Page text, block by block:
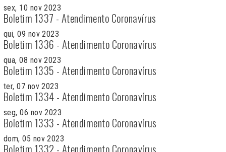
sex, 10 nov 2023
Boletim 1337 - Atendimento Coronavírus
qui, 09 nov 2023
Boletim 1336 - Atendimento Coronavírus
qua, 08 nov 2023
Boletim 1335 - Atendimento Coronavírus
ter, 07 nov 2023
Boletim 1334 - Atendimento Coronavírus
seg, 06 nov 2023
Boletim 1333 - Atendimento Coronavírus
dom, 05 nov 2023
Boletim 1332 - Atendimento Coronavírus